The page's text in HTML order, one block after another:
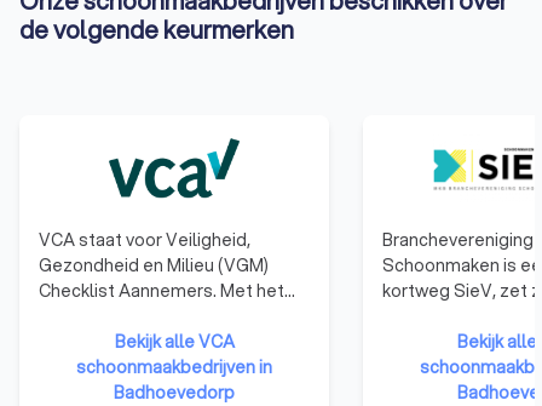
de volgende keurmerken
VCA staat voor Veiligheid,
Gezondheid en Milieu (VGM)
Checklist Aannemers. Met het
laten bedrijven zien dat ze kennis
en ervaring hebben op het
gebied van veilig en gezond
Bekijk alle VCA
schoonmaakbedrijven in
Badhoevedorp
Branchevereniging
Schoonmaken is
kortweg SieV, zet
inkoopvoordelen
diverse partners
en bevordert de
Bekijk alle